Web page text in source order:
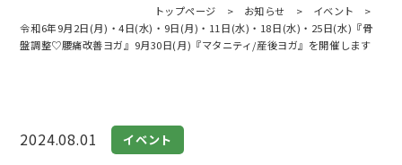
トップページ > お知らせ > イベント
>
令和6年9月2日(月)・4日(水)・9日(月)・11日(水)・18日(水)・25日(水)『骨
盤調整♡腰痛改善ヨガ』9月30日(月)『マタニティ/産後ヨガ』を開催します
2024.08.01 イベント